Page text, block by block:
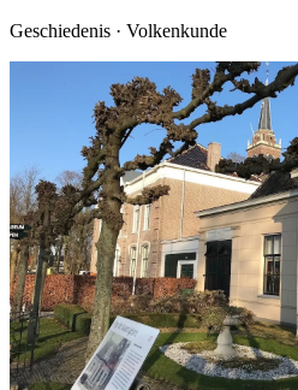
Geschiedenis · Volkenkunde